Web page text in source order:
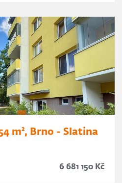
m², Brno - Slatina
6 681 150 Kč